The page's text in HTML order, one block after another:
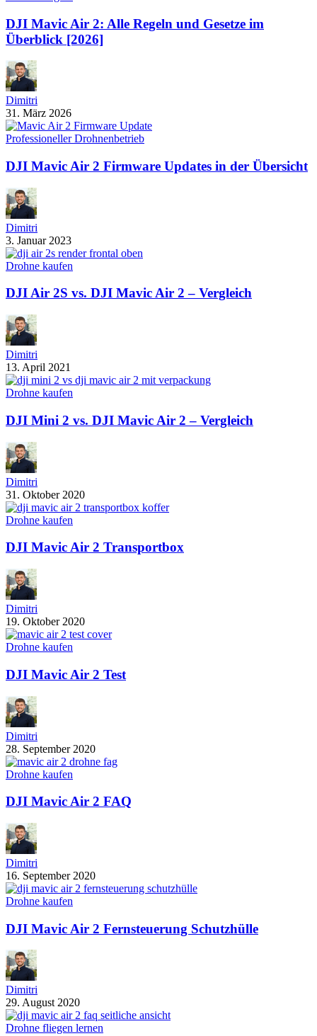
DJI Mavic Air 2: Alle Regeln und Gesetze im
Überblick [2026]
Dimitri
31. März 2026
Professioneller Drohnenbetrieb
DJI Mavic Air 2 Firmware Updates in der Übersicht
Dimitri
3. Januar 2023
Drohne kaufen
DJI Air 2S vs. DJI Mavic Air 2 – Vergleich
Dimitri
13. April 2021
Drohne kaufen
DJI Mini 2 vs. DJI Mavic Air 2 – Vergleich
Dimitri
31. Oktober 2020
Drohne kaufen
DJI Mavic Air 2 Transportbox
Dimitri
19. Oktober 2020
Drohne kaufen
DJI Mavic Air 2 Test
Dimitri
28. September 2020
Drohne kaufen
DJI Mavic Air 2 FAQ
Dimitri
16. September 2020
Drohne kaufen
DJI Mavic Air 2 Fernsteuerung Schutzhülle
Dimitri
29. August 2020
Drohne fliegen lernen